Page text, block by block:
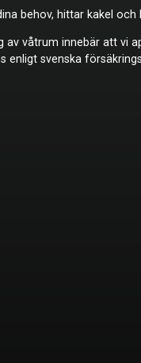
behov, hittar kakel
av våtrum innebär att
enligt svenska